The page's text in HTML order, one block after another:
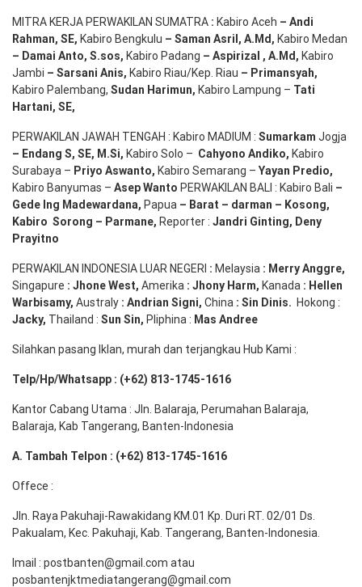
MITRA KERJA PERWAKILAN SUMATRA : Kabiro Aceh – Andi
Rahman, SE, Kabiro Bengkulu – Saman Asril , A.Md , Kabiro Medan
– Damai Anto, S.sos, Kabiro Padang – Aspirizal , A.Md , Kabiro
Jambi – Sarsani Anis, Kabiro Riau/Kep. Riau – Primansyah,
Kabiro Palembang, Sudan Harimun, Kabiro Lampung – Tati
Hartani, SE,
PERWAKILAN JAWAH TENGAH : Kabiro MADIUM : Sumarkam Jogja
– Endang S, SE, M.Si, Kabiro Solo – Cahyono Andiko, Kabiro
Surabaya – Priyo Aswanto, Kabiro Semarang – Yayan Predio,
Kabiro Banyumas – AsepWanto PERWAKILAN BALI : Kabiro Bali –
Gede Ing Madewardana, Papua – Barat – darman – Kosong,
Kabiro Sorong – Parmane, Reporter : Jandri Ginting, Deny
Prayitno
PERWAKILAN INDONESIA LUAR NEGERI : Melaysia : MerryAnggre,
Singapure : JhoneWest, Amerika : Jhony Harm, Kanada : Hellen
Warbisamy, Australy : Andrian Signi, China : Sin Dinis. Hokong :
Jacky, Thailand : Sun Sin, Pliphina : Mas Andree
Silahkan pasang Iklan, murah dan terjangkau Hub Kami :
Telp/Hp/Whatsapp : (+62) 813-1745-1616
Kantor Cabang Utama : Jln. Balaraja, Perumahan Balaraja,
Balaraja, Kab Tangerang, Banten-Indonesia
A. Tambah Telpon : (+62) 813-1745-1616
Offece :
Jln. Raya Pakuhaji-Rawakidang KM.01 Kp. Duri RT. 02/01 Ds.
Pakualam, Kec. Pakuhaji, Kab. Tangerang, Banten-Indonesia.
Imail : postbanten@gmail.com atau
posbantenjktmediatangerang@gmail.com